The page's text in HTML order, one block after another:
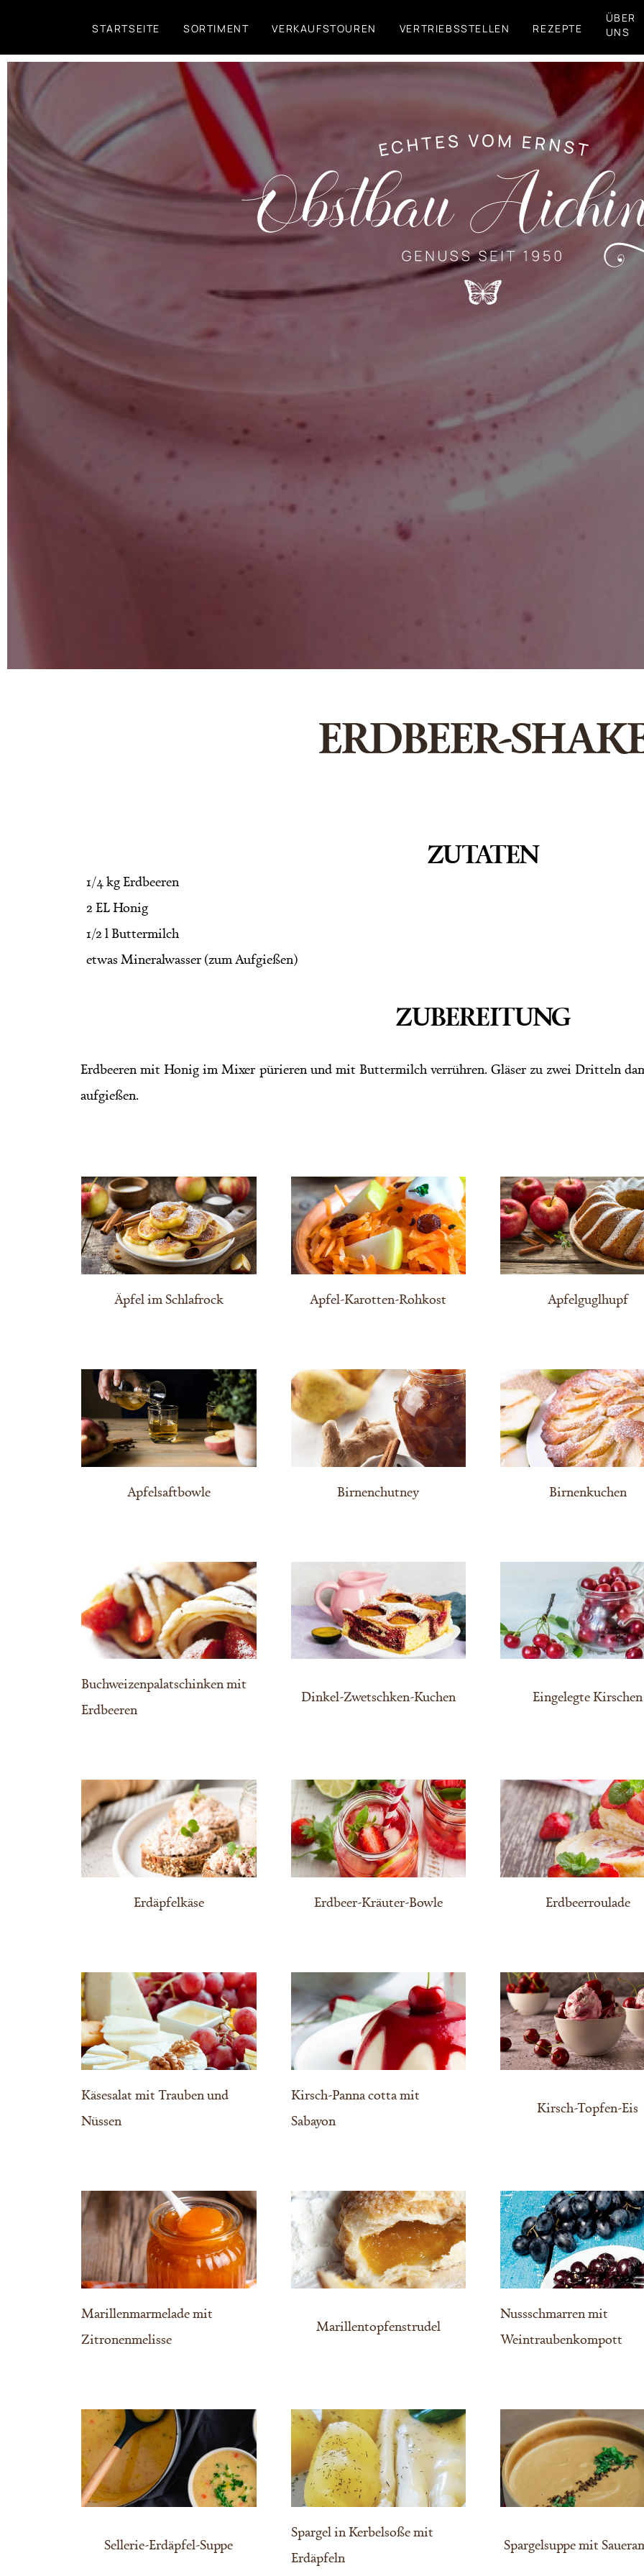
Inhalt
STARTSEITE SORTIMENT VERKAUFSTOUREN VERTRIEBSSTELLEN REZEPTE
ÜBER
UNS
ERDBEER-
ZUTATEN
1/4 kg Erdbeeren
2 EL Honig
1/2 l Buttermilch
etwas Mineralwasser (zum Aufgießen)
ZUBEREITUNG
Erdbeeren mit Honig im Mixer pürieren und mit Buttermilch verrühren. Gläser zu zwei Dritteln
aufgießen.
Äpfel im Schlafrock Apfel-Karotten-Rohkost Apfelguglhupf
Apfelsaftbowle Birnenchutney Birnenkuchen
Buchweizenpalatschinken mit
Erdbeeren
Dinkel-Zwetschken-Kuchen Eingelegte Kirschen
Erdäpfelkäse Erdbeer-Kräuter-Bowle Erdbeerroulade
Käsesalat mit Trauben und
Nüssen
Kirsch-Panna cotta mit
Sabayon
Kirsch-Topfen-Eis
Marillenmarmelade mit
Zitronenmelisse
Marillentopfenstrudel
Nussschmarren mit
Weintraubenkompott
Sellerie-Erdäpfel-Suppe
Spargel in Kerbelsoße mit
Erdäpfeln
Spargelsuppe mit